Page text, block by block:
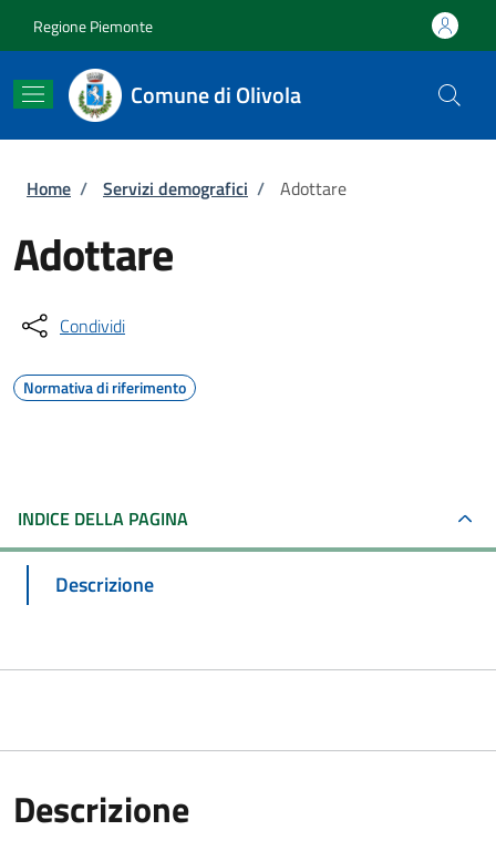
Regione Piemonte
Comune di Olivola
Briciole di pane
Home / Servizi demografici / Adottare
Adottare
Condividi
Normativa di riferimento
INDICE DELLA PAGINA
Descrizione
Descrizione